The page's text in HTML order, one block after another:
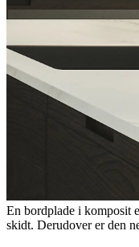
En bordplade i komposit
skidt. Derudover er den